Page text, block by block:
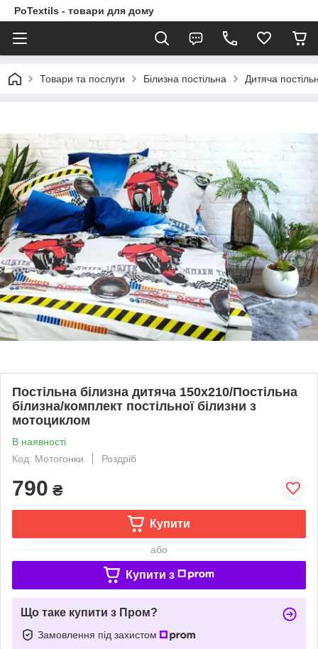
PoTextils - товари для дому
Товари та послуги Білизна постільна Дитяча
Постільна білизна дитяча 150х210/Постільна
білизна/комплект постільної білизни з
мотоциклом
В наявності
Код: Мотогонки
Роздріб
790 ₴
Купити
або
Купити з
Що таке купити з Пром?
Замовлення під захистом